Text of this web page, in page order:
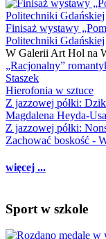
Finisaż wystawy
Politechniki Gdańskiej
W Galerii Art Hol na
„Racjonalny”
Staszek
Hierofonia w sztuce
Z jazzowej półki:
Magdalena Heyda-
Z jazzowej półki:
Zachować boskość -
więcej ...
Sport w szkole